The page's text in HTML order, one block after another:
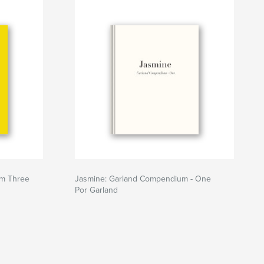
Three
Jasmine: Garland Compendium - One
Por Garland